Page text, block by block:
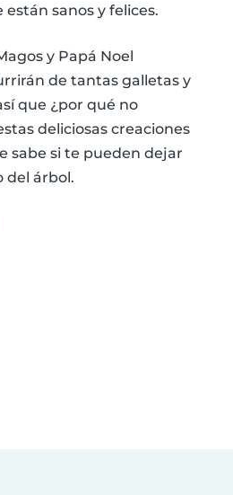
sanos y felices.
y Papá Noel
de tantas galletas y
que ¿por qué no
deliciosas creaciones
sabe si te pueden dejar
del árbol.